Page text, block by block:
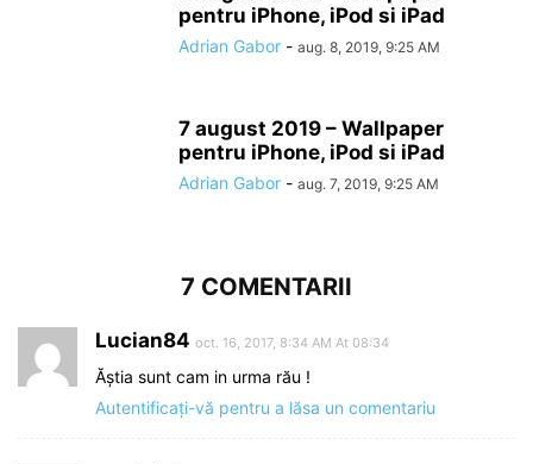
pentru iPhone, iPod si iPad
Adrian Gabor - aug. 8, 2019, 9:25 AM
7 august 2019 – Wallpaper
pentru iPhone, iPod si iPad
Adrian Gabor - aug. 7, 2019, 9:25 AM
7 COMENTARII
Lucian84 oct. 16, 2017, 8:34 AM At 08:34
Ăștia sunt cam in urma rău !
Autentificați-vă pentru a lăsa un comentariu